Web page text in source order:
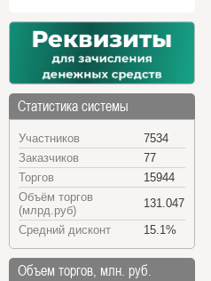
Статистика системы
Участников
7534
Заказчиков
77
Торгов
15944
Объём торгов
(млрд.руб)
131.047
Средний дисконт
15.1%
Объем торгов, млн. руб.